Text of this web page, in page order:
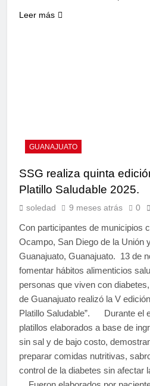
Leer más
GUANAJUATO
SSG realiza quinta
Platillo Saludable 2025.
soledad 9 meses atrás 0
Con participantes de municipios
Ocampo, San Diego de la Unión
Guanajuato, Guanajuato. 13 de
fomentar hábitos alimenticios
personas que viven con
de Guanajuato realizó la V
Platillo Saludable”. Durante el
platillos elaborados a base de
sin sal y de bajo costo,
preparar comidas nutritivas,
control de la diabetes sin afectar